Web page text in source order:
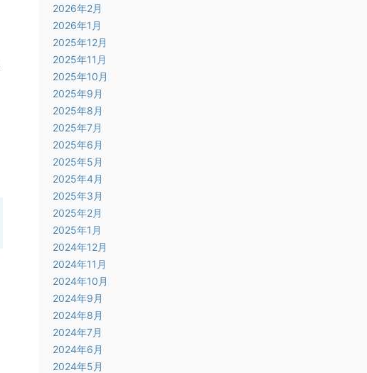
2026年2月
2026年1月
2025年12月
2025年11月
2025年10月
2025年9月
2025年8月
2025年7月
2025年6月
2025年5月
2025年4月
2025年3月
2025年2月
2025年1月
2024年12月
2024年11月
2024年10月
2024年9月
2024年8月
2024年7月
2024年6月
2024年5月